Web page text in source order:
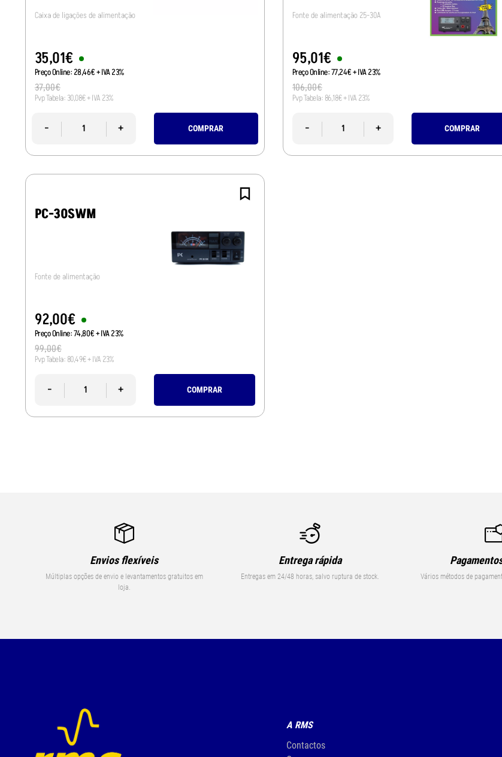
Caixa de ligações de alimentação
35,01€
Preço Online: 28,46€+ IVA 23%
37,00€
Pvp Tabela: 30,08€+ IVA 23%
- + COMPRAR
Fonte de alimentação 25-30A
95,01€
Preço Online:77,24€+ IVA 23%
106,00€
Pvp Tabela: 86,18€+ IVA 23%
- + COMPRAR
PC-30SWM
Fonte de alimentação
92,00€
Preço Online:74,80€+ IVA 23%
99,00€
Pvp Tabela: 80,49€+ IVA 23%
- + COMPRAR
Envios flexíveis
Múltiplas opções de envio e levantamentos gratuitos em
loja.
Entrega rápida
Entregas em 24/48 horas, salvo ruptura de stock. Vários métodos de
A RMS
Contactos